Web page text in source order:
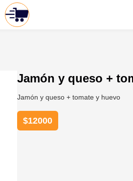
Jamón y queso +
Jamón y queso + tomate y huevo
$12000